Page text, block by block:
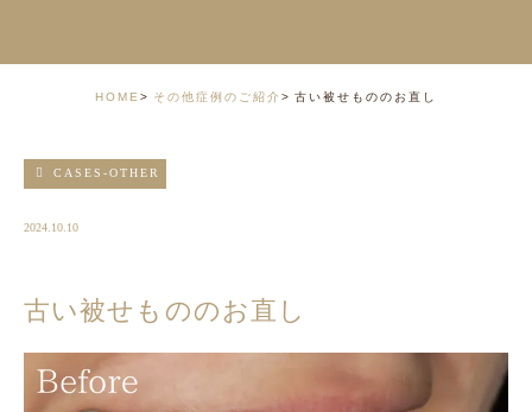
HOME その他症例のご紹介 古い被せもののお直し
CASES-OTHER
2024.10.10
古い被せもののお直し